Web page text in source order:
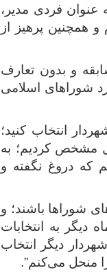
عنوان فردی مدیر،
همچنین پرهیز از
و بدون تعارف
شوراهای اسلامی
انتخاب کنید؛
مشخص کردیم؛ به
که دروغ نگفته و
شوراها باشند؛ و
دیگر به انتخابات
دیگر انتخاب
منحل می‌کنم”.